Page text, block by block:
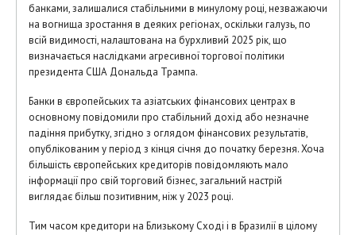
банками, залишалися стабільними в минулому році, незважаючи
на вогнища зростання в деяких регіонах, оскільки галузь, по
всій видимості, налаштована на бурхливий 2025 рік, що
визначається наслідками агресивної торгової політики
президента США Дональда Трампа.
Банки в європейських та азіатських фінансових центрах в
основному повідомили про стабільний дохід або незначне
падіння прибутку, згідно з оглядом фінансових результатів,
опублікованим у період з кінця січня до початку березня. Хоча
більшість європейських кредиторів повідомляють мало
інформації про свій торговий бізнес, загальний настрій
виглядає більш позитивним, ніж у 2023 році.
Тим часом кредитори на Близькому Сході і в Бразилії в цілому